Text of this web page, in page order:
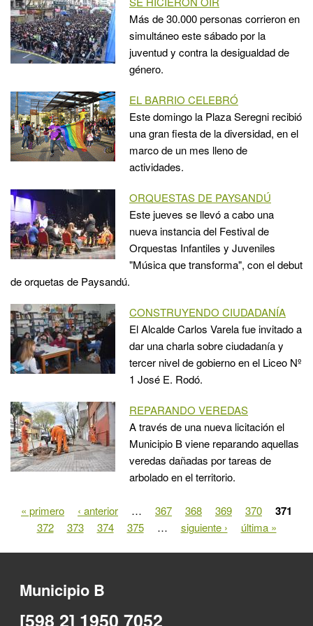
Más de 30.000 personas corrieron en
simultáneo este sábado por la
juventud y contra la desigualdad de
género.
EL BARRIO CELEBRÓ
Este domingo la Plaza Seregni recibió
una gran fiesta de la diversidad, en el
marco de un mes lleno de
actividades.
ORQUESTAS DE PAYSANDÚ
Este jueves se llevó a cabo una
nueva instancia del Festival de
Orquestas Infantiles y Juveniles
"Música que transforma", con el debut
de orquetas de Paysandú.
CONSTRUYENDO CIUDADANÍA
El Alcalde Carlos Varela fue invitado a
dar una charla sobre ciudadanía y
tercer nivel de gobierno en el Liceo Nº
1 José E. Rodó.
REPARANDO VEREDAS
A través de una nueva licitación el
Municipio B viene reparando aquellas
veredas dañadas por tareas de
arbolado en el territorio.
Páginas
« primero ‹ anterior … 367 368 369 370 371
372 373 374 375 … siguiente › última »
Municipio B
[598 2] 1950 7052